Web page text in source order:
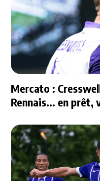
Mercato :
Rennais... en prêt,